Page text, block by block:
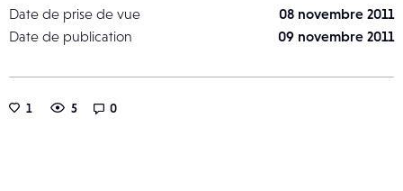
Date de prise de vue
08 novembre 2011
Date de publication
09 novembre 2011
1 5 0